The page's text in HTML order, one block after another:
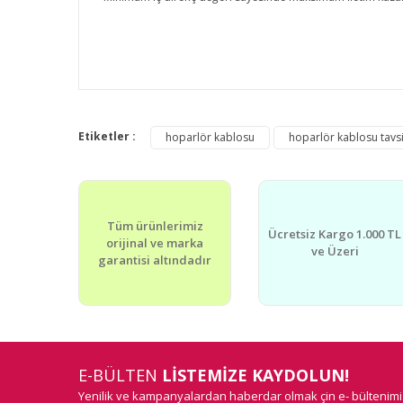
Görüş ve önerileriniz için teşekkür ederiz.
Ürün resmi kalitesiz, bozuk veya görüntülenemiyor.
Ürün bilgilerinde hatalar bulunuyor.
Ürün fiyatı diğer sitelerden daha pahalı.
Etiketler : hoparlör kablosu hoparlör kablosu
Tüm ürünlerimiz
orijinal ve marka
garantisi altındadır
Ücretsiz Kargo 1.000 TL
ve Üzeri
E-BÜLTEN LİSTEMİZE KAYDOLUN!
Yenilik ve kampanyalardan haberdar olmak çin e-